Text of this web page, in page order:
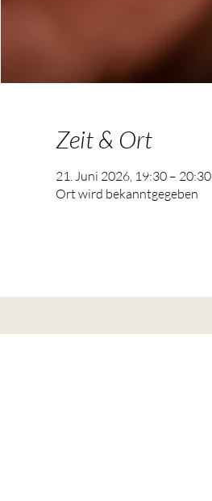
Zeit & Ort
21. Juni 2026, 19:30 – 20:30
Ort wird bekanntgegeben